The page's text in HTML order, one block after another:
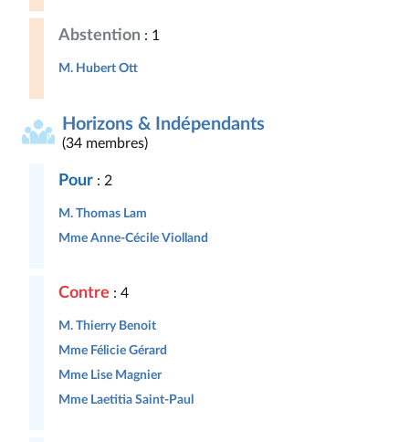
Abstention : 1
M. Hubert Ott
Horizons & Indépendants
(34 membres)
Pour : 2
M. Thomas Lam
Mme Anne-Cécile Violland
Contre : 4
M. Thierry Benoit
Mme Félicie Gérard
Mme Lise Magnier
Mme Laetitia Saint-Paul